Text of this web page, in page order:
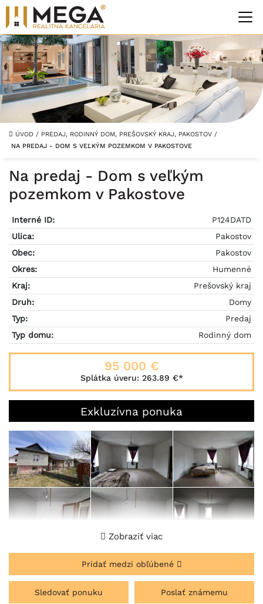
ÚVOD / PREDAJ, RODINNÝ DOM, PREŠOVSKÝ KRAJ, PAKOSTOV /
NA PREDAJ - DOM S VEĽKÝM POZEMKOM V PAKOSTOVE
Na predaj - Dom s veľkým
pozemkom v Pakostove
Interné ID:
P124DATD
Ulica:
Pakostov
Obec:
Pakostov
Okres:
Humenné
Kraj:
Prešovský kraj
Druh:
Domy
Typ:
Predaj
Typ domu:
Rodinný dom
95 000 €
Splátka úveru: 263.89 €*
Exkluzívna ponuka
Zobraziť viac
Pridať medzi obľúbené
Sledovať ponuku Poslať známemu